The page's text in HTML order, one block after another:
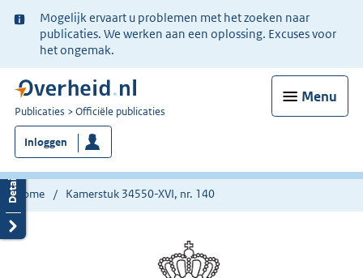
Ter
informatie:
Mogelijk ervaart u problemen met het zoeken naar
publicaties. We werken aan een oplossing. Excuses voor
het ongemak.
Menu
U
bent
nu
hier:
Publicaties Officiële publicaties
Inloggen
Home Kamerstuk 34550-XVI, nr. 140